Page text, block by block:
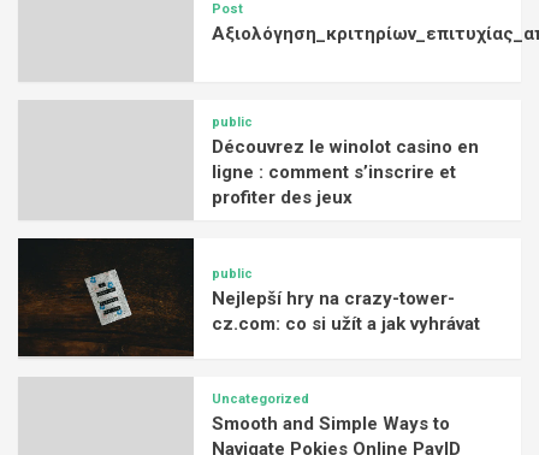
Post
public
Découvrez le winolot casino en
ligne : comment s’inscrire et
profiter des jeux
public
Nejlepší hry na crazy-tower-
cz.com: co si užít a jak vyhrávat
Uncategorized
Smooth and Simple Ways to
Navigate Pokies Online PayID